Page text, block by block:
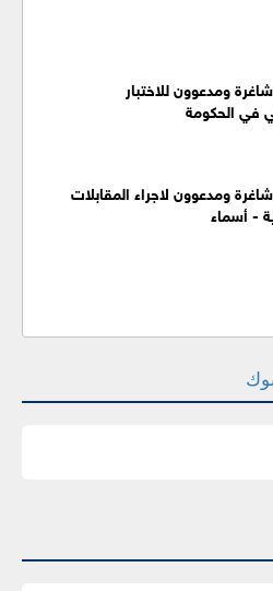
ومدعوون للاختبار
في الحكومة
ومدعوون لاجراء المقابلات
- أسماء